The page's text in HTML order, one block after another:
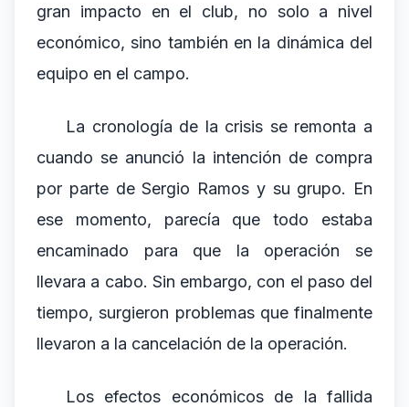
gran impacto en el club, no solo a nivel
económico, sino también en la dinámica del
equipo en el campo.
La cronología de la crisis se remonta a
cuando se anunció la intención de compra
por parte de Sergio Ramos y su grupo. En
ese momento, parecía que todo estaba
encaminado para que la operación se
llevara a cabo. Sin embargo, con el paso del
tiempo, surgieron problemas que finalmente
llevaron a la cancelación de la operación.
Los efectos económicos de la fallida